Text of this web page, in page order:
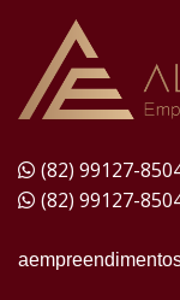
(82) 99127-
(82) 99127-